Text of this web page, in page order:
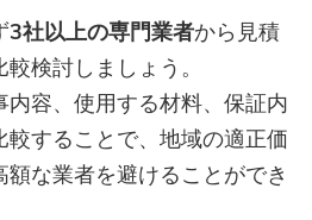
3社以上の専門業者から見積
検討しましょう。
容、使用する材料、保証内
することで、地域の適正価
な業者を避けることができ